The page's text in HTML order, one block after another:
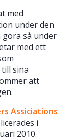
med
under den
så under
med ett
sina
att
Assiciations
i
2010.